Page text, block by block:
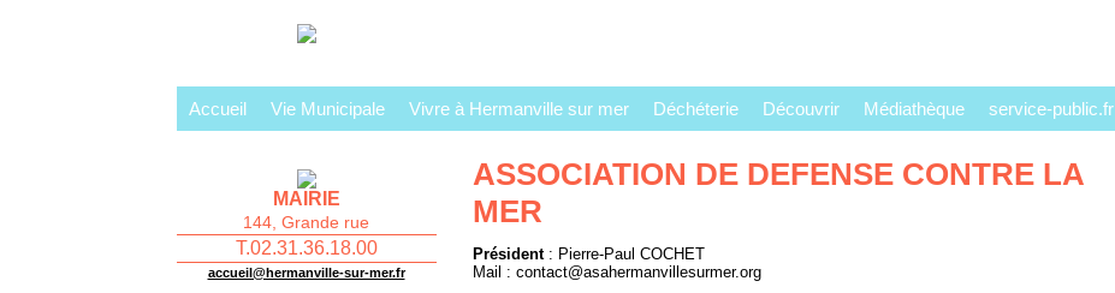
Accueil Vie Municipale Vivre à Hermanville sur mer Déchéterie Découvrir Médiathèque service-public.fr
MAIRIE
144, Grande rue
T.02.31.36.18.00
accueil@hermanville-sur-mer.fr
ASSOCIATION DE DEFENSE CONTRE LA
MER
Président: Pierre-Paul COCHET
Mail : contact@asahermanvillesurmer.org